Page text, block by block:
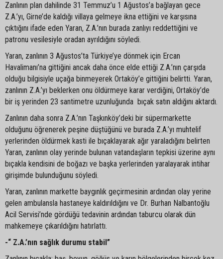
Zanlının plan dahilinde 31 Temmuz’u 1 Ağustos’a bağlayan gece
Z.A.’yı, Girne’de kaldığı villaya gelmeye ikna ettiğini ve karşısına
çıktığını ifade eden Yaran, Z.A.’nın burada zanlıyı reddettiğini ve
patronu vesilesiyle oradan ayrıldığını söyledi.
Yaran, zanlının 3 Ağustos’ta Türkiye’ye dönmek için Ercan
Havalimanı’na gittiğini ancak daha önce elde ettiği Z.A.’nın çarşıda
olduğu bilgisiyle uçağa binmeyerek Ortaköy’e gittiğini belirtti. Yaran,
zanlının Z.A.’yı beklerken onu öldürmeye karar verdiğini, Ortaköy’de
bir iş yerinden 23 santimetre uzunluğunda bıçak satın aldığını aktardı.
Zanlının daha sonra Z.A.’nın Taşkınköy’deki bir süpermarkette
olduğunu öğrenerek peşine düştüğünü ve burada Z.A.’yı muhtelif
yerlerinden öldürmek kasti ile bıçaklayarak ağır yaraladığını belirten
Yaran, zanlının olay yerinde bulunan vatandaşların tepkisi üzerine aynı
bıçakla kendisini de boğazı ve başka yerlerinden yaralayarak intihar
girişimde bulunduğunu söyledi.
Yaran, zanlının markette baygınlık geçirmesinin ardından olay yerine
gelen ambulansla hastaneye kaldırıldığını ve Dr. Burhan Nalbantoğlu
Acil Servisi’nde gördüğü tedavinin ardından taburcu olarak dün
mahkemeye çıkarıldığını hatırlattı.
-“ Z.A.’nın sağlık durumu stabil”